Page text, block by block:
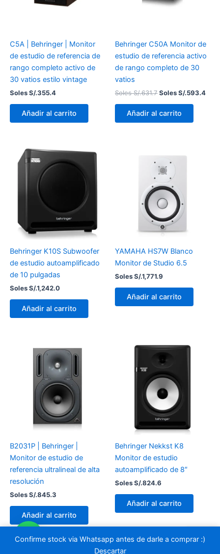
Confirme stock via Whatsapp antes de darle a comprar :)
Descartar
C5A | Behringer | Monitor
de estudio de referencia de
rango completo activo de
30 vatios estilo vintage
Soles S/.355.4
Añadir al carrito
Behringer C50A Monitor de
estudio de referencia activo
de rango completo de 30
vatios
Soles S/.631.7Soles S/.593.4
Añadir al carrito
Behringer K10S Subwoofer
de estudio autoamplificado
de 10 pulgadas
Soles S/.1,242.0
Añadir al carrito
YAMAHA HS7W Blanco
Monitor de Studio 6.5
Soles S/.1,771.9
Añadir al carrito
B2031P | Behringer |
Monitor de estudio de
referencia ultralineal de alta
resolución
Soles S/.845.3
Añadir al carrito
Behringer Nekkst K8
Monitor de estudio
autoamplificado de 8″
Soles S/.824.6
Añadir al carrito